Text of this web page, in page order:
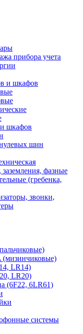
прибора учета
и шкафов
шкафов
шин
фазные
(гребенка,
звонки,
(мизинчиковые)
LR14)
LR20)
(6F22, 6LR61)
системы